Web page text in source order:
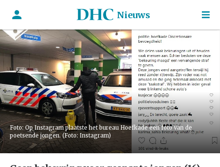
Nieuws
Foto: Op Instagram plaatste het bureau Hoefkade een foto van de
poetsende jongen. (Foto: Instagram)